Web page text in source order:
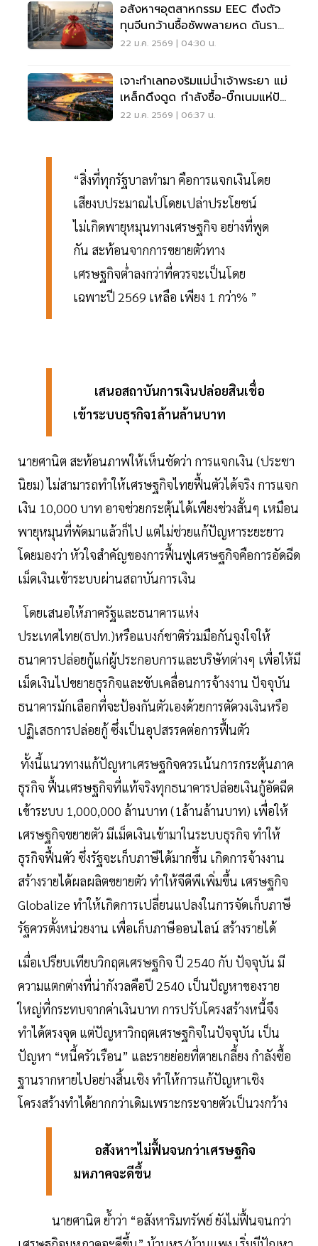
อสังหาฯอุตสาหกรรม EEC ตึงตัว
ทุนจีนกว้านซื้อซัพพลายหด ดันราคา
พุ่ง
22 ม.ค. 2569 | 04:30 น.
เจาะทำเลทองริมแม่น้ำเจ้าพระยา แม่
เหล็กดึงดูด กำลังซื้อ-บิ๊กเนมแห่ปัก
หมุดคอนโด
22 ม.ค. 2569 | 06:37 น.
“สิ่งที่ทุกรัฐบาลทำมา คือการแจกเงินโดย
เสียงบประมาณไปโดยเปล่าประโยชน์
ไม่เกิดพายุหมุนทางเศรษฐกิจ อย่างที่พูด
กัน สะท้อนจากการขยายตัวทาง
เศรษฐกิจต่ำลงกว่าที่ควรจะเป็นโดย
เฉพาะปี 2569 เหลือ เพียง 1 กว่า% ”
เสนอสถาบันการเงินปล่อยสินเชื่อ
เข้าระบบธุรกิจ1ล้านล้านบาท
นายศานิต สะท้อนภาพให้เห็นชัดว่า การแจกเงิน (ประชา
นิยม) ไม่สามารถทำให้เศรษฐกิจไทยฟื้นตัวได้จริง การแจก
เงิน 10,000 บาท อาจช่วยกระตุ้นได้เพียงช่วงสั้นๆ เหมือน
พายุหมุนที่พัดมาแล้วก็ไป แต่ไม่ช่วยแก้ปัญหาระยะยาว
โดยมองว่า หัวใจสำคัญของการฟื้นฟูเศรษฐกิจคือการอัดฉีด
เม็ดเงินเข้าระบบผ่านสถาบันการเงิน
โดยเสนอให้ภาครัฐและธนาคารแห่ง
ประเทศไทย(ธปท.)หรือแบงก์ชาติร่วมมือกันจูงใจให้
ธนาคารปล่อยกู้แก่ผู้ประกอบการและบริษัทต่างๆ เพื่อให้มี
เม็ดเงินไปขยายธุรกิจและขับเคลื่อนการจ้างงาน ปัจจุบัน
ธนาคารมักเลือกที่จะป้องกันตัวเองด้วยการตัดวงเงินหรือ
ปฏิเสธการปล่อยกู้ ซึ่งเป็นอุปสรรคต่อการฟื้นตัว
ทั้งนี้แนวทางแก้ปัญหาเศรษฐกิจควรเน้นการกระตุ้นภาค
ธุรกิจ ฟื้นเศรษฐกิจที่แท้จริงทุกธนาคารปล่อยเงินกู้อัดฉีด
เข้าระบบ 1,000,000 ล้านบาท (1ล้านล้านบาท) เพื่อให้
เศรษฐกิจขยายตัว มีเม็ดเงินเข้ามาในระบบธุรกิจ ทำให้
ธุรกิจฟื้นตัว ซึ่งรัฐจะเก็บภาษีได้มากขึ้น เกิดการจ้างงาน
สร้างรายได้ผลผลิตขยายตัว ทำให้จีดีพีเพิ่มขึ้น เศรษฐกิจ
Globalize ทำให้เกิดการเปลี่ยนแปลงในการจัดเก็บภาษี
รัฐควรตั้งหน่วยงาน เพื่อเก็บภาษีออนไลน์ สร้างรายได้
เมื่อเปรียบเทียบวิกฤตเศรษฐกิจ ปี 2540 กับ ปัจจุบัน มี
ความแตกต่างที่น่ากังวลคือปี 2540 เป็นปัญหาของราย
ใหญ่ที่กระทบจากค่าเงินบาท การปรับโครงสร้างหนี้จึง
ทำได้ตรงจุด แต่ปัญหาวิกฤตเศรษฐกิจในปัจจุบัน เป็น
ปัญหา “หนี้ครัวเรือน” และรายย่อยที่ตายเกลี้ยง กำลังซื้อ
ฐานรากหายไปอย่างสิ้นเชิง ทำให้การแก้ปัญหาเชิง
โครงสร้างทำได้ยากกว่าเดิมเพราะกระจายตัวเป็นวงกว้าง
อสังหาฯไม่ฟื้นจนกว่าเศรษฐกิจ
มหภาคจะดีขึ้น
นายศานิต ย้ำว่า “อสังหาริมทรัพย์ ยังไม่ฟื้นจนกว่า